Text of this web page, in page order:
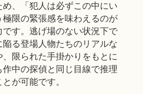
め、「犯人は必ずこの中にい
極限の緊張感を味わえるのが
です。逃げ場のない状況下で
陥る登場人物たちのリアルな
限られた手掛かりをもとに
作中の探偵と同じ目線で推理
が可能です。